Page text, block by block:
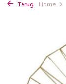
Terug Home